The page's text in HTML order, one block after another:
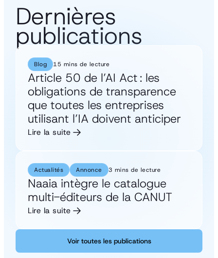
Dernières
publications
Blog 15 mins de lecture
Article 50 de l’AI Act : les
obligations de transparence
que toutes les entreprises
utilisant l’IA doivent anticiper
Lire la suite
Actualités Annonce 3 mins de lecture
Naaia intègre le catalogue
multi-éditeurs de la CANUT
Lire la suite
Voir toutes les publications
Voir toutes les publications